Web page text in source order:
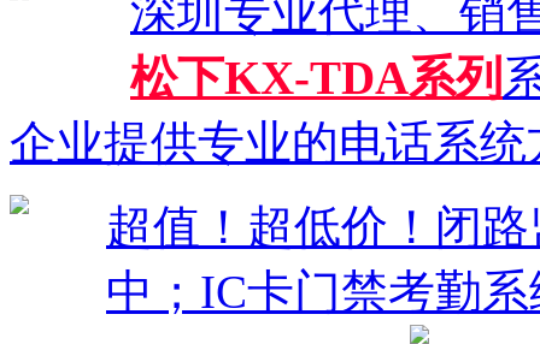
深圳专业代理、销
松下KX-TDA系列
企业提供专业的电话系
超值！超低价！闭
中；IC卡门禁考勤